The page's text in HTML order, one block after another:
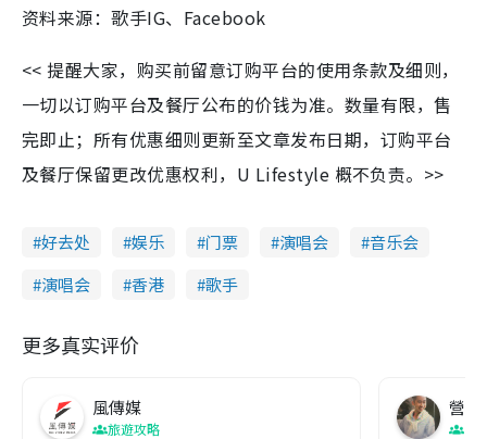
资料来源：歌手IG、Facebook
<< 提醒大家，购买前留意订购平台的使用条款及细则，
一切以订购平台及餐厅公布的价钱为准。数量有限，售
完即止；所有优惠细则更新至文章发布日期，订购平台
及餐厅保留更改优惠权利，U Lifestyle 概不负责。>>
好去处 娱乐 门票 演唱会
音乐会
演唱会
香港 歌手
更多真实评价
風傳媒
旅遊攻略
營養